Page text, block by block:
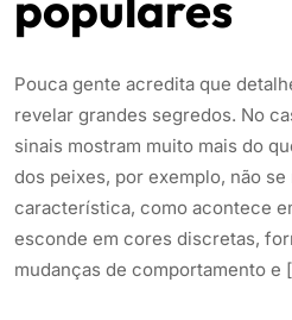
Pouca gente acredita que
revelar grandes segredos. No
sinais mostram muito mais do
dos peixes, por exemplo, não
característica, como acontece
esconde em cores discretas,
mudanças de comportamento e